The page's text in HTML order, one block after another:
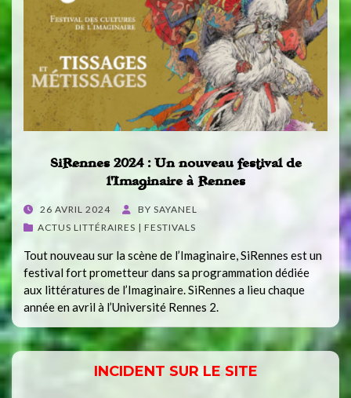
SiRennes 2024 : Un nouveau festival de
l’Imaginaire à Rennes
POSTED
ON
26 AVRIL 2024 BY SAYANEL
ACTUS LITTÉRAIRES | FESTIVALS
Tout nouveau sur la scène de l’Imaginaire, SiRennes est un
festival fort prometteur dans sa programmation dédiée
aux littératures de l’Imaginaire. SiRennes a lieu chaque
année en avril à l’Université Rennes 2.
INCIDENT SUR LE SITE